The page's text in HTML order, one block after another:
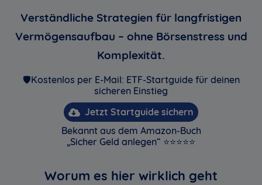
Verständliche Strategien für langfristigen
Vermögensaufbau – ohne Börsenstress und
Komplexität.
🛡️Kostenlos per E-Mail: ETF-Startguide für deinen
sicheren Einstieg
Jetzt Startguide sichern
Bekannt aus dem Amazon-Buch
„Sicher Geld anlegen“ ⭐⭐⭐⭐⭐
Worum es hier wirklich geht